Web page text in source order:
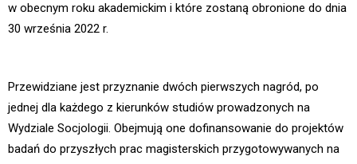
w obecnym roku akademickim i które zostaną obronione do dnia
30 września 2022 r.
Przewidziane jest przyznanie dwóch pierwszych nagród, po
jednej dla każdego z kierunków studiów prowadzonych na
Wydziale Socjologii. Obejmują one dofinansowanie do projektów
badań do przyszłych prac magisterskich przygotowywanych na